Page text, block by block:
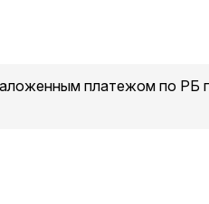
а так же высылаем
наличие).
платежом по РБ